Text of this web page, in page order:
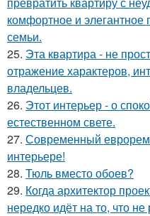
комфортное и элегантное
семьи.
25. Эта квартира - не
отражение характеров,
владельцев.
26. Этот интерьер - о
естественном свете.
27. Современный
интерьере!
28. Тюль вместо обоев?
29. Когда архитектор
нередко идёт на то, что